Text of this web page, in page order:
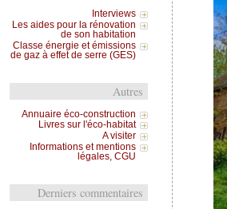
Interviews
Les aides pour la rénovation
de son habitation
Classe énergie et émissions
de gaz à effet de serre (GES)
Autres
Annuaire éco-construction
Livres sur l'éco-habitat
A visiter
Informations et mentions
légales, CGU
Derniers commentaires